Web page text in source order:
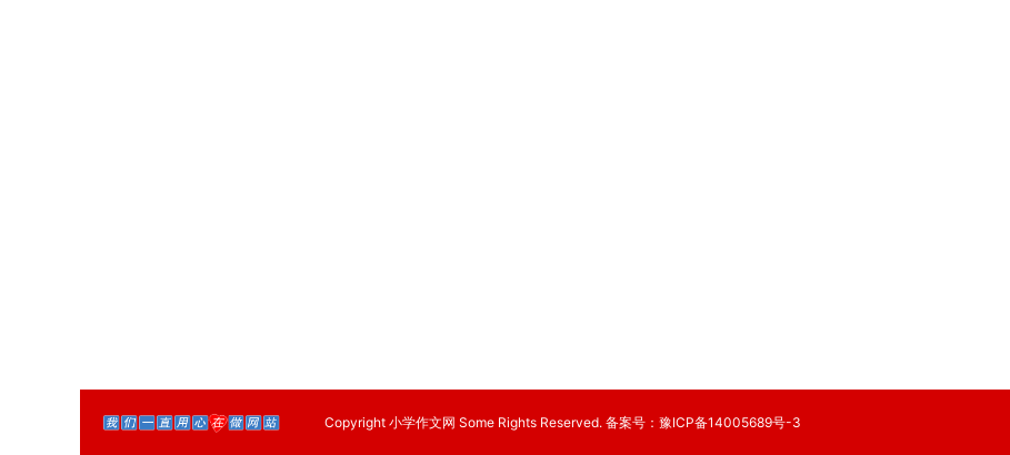
Copyright 小学作文网 Some Rights Reserved. 备案号： 豫ICP备14005689号-3